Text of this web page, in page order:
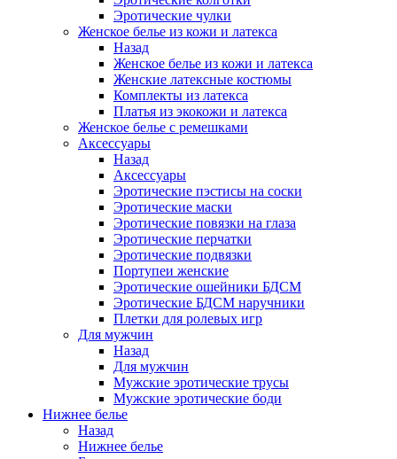
Эротические чулки
Женское белье из кожи и латекса
Назад
Женское белье из кожи и латекса
Женские латексные костюмы
Комплекты из латекса
Платья из экокожи и латекса
Женское белье с ремешками
Аксессуары
Назад
Аксессуары
Эротические пэстисы на соски
Эротические маски
Эротические повязки на глаза
Эротические перчатки
Эротические подвязки
Портупеи женские
Эротические ошейники БДСМ
Эротические БДСМ наручники
Плетки для ролевых игр
Для мужчин
Назад
Для мужчин
Мужские эротические трусы
Мужские эротические боди
Нижнее белье
Назад
Нижнее белье